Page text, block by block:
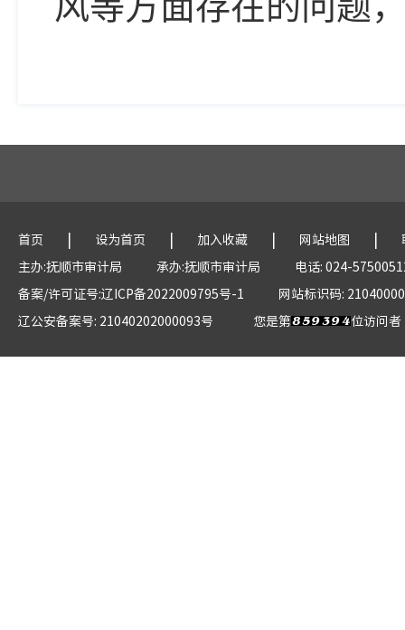
首页 | 设为首页 | 加入收藏 | 网站地图 |
主办:抚顺市审计局
承办:抚顺市审计局
电话: 024-
备案/许可证号:辽ICP备2022009795号-1
网站标识码:
辽公安备案号: 21040202000093号
您是第 位访问者